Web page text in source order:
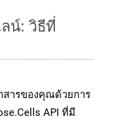
น์: วิธีที่
สารของคุณด้วยการ
API ที่มี